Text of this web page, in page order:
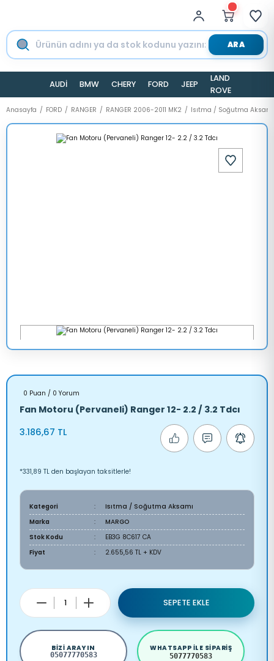
ARA
AUDİ BMW CHERY FORD JEEP
LAND
ROVER
Anasayfa FORD RANGER RANGER 2006-2011 MK2 Isıtma / Soğutma Aksamı
0 Puan / 0 Yorum
Fan Motoru (Pervaneli) Ranger 12- 2.2 / 3.2 Tdcı
3.186,67 TL
*331,89 TL den başlayan taksitlerle!
Kategori
Isıtma / Soğutma Aksamı
Marka
MARGO
Stok Kodu
EB3G 8C617 CA
Fiyat
2.655,56 TL + KDV
SEPETE EKLE
BIZI ARAYIN
05077770583
WHATSAPP ILE SIPARIŞ
5077770583